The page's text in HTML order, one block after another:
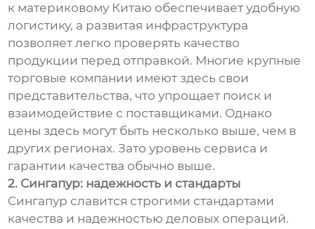
к материковому Китаю обеспечивает удобную
логистику, а развитая инфраструктура
позволяет легко проверять качество
продукции перед отправкой. Многие крупные
торговые компании имеют здесь свои
представительства, что упрощает поиск и
взаимодействие с поставщиками. Однако
цены здесь могут быть несколько выше, чем в
других регионах. Зато уровень сервиса и
гарантии качества обычно выше.
2. Сингапур: надежность и стандарты
Сингапур славится строгими стандартами
качества и надежностью деловых операций.